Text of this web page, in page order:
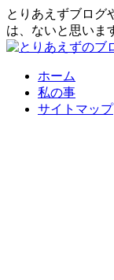
とりあえずブログ
は、ないと思いま
ホーム
私の事
サイトマップ